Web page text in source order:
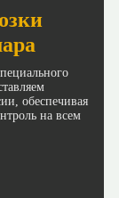
обеспечивая
на всем